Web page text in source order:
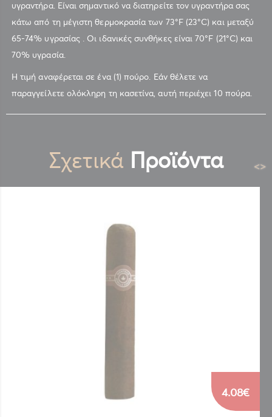
υγραντήρα. Είναι σημαντικό να διατηρείτε τον υγραντήρα σας
κάτω από τη μέγιστη θερμοκρασία των 73°F (23°C) και μεταξύ
65-74% υγρασίας . Οι ιδανικές συνθήκες είναι 70°F (21°C) και
70% υγρασία.
Η τιμή αναφέρεται σε ένα (1) πούρο. Εάν θέλετε να
παραγγείλετε ολόκληρη τη κασετίνα, αυτή περιέχει 10 πούρα.
Σχετικά Προϊόντα
4.08€
<>